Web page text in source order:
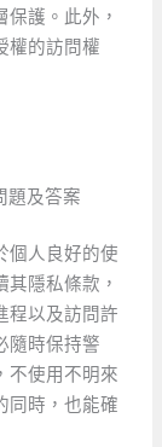
護。此外，
權的訪問權
題及答案
個人良好的使
隱私條款，
程以及訪問許
隨時保持警
不使用不明來
同時，也能確